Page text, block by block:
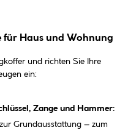
für Haus und Wohnung
und richten Sie Ihre
ein:
Zange und Hammer:
Grundausstattung – zum